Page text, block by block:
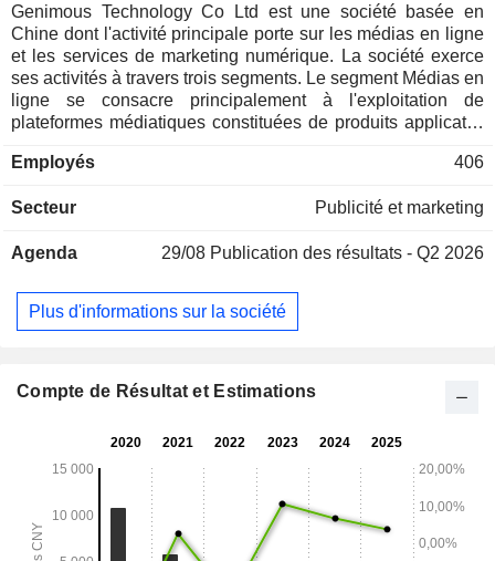
Genimous Technology Co Ltd est une société basée en
Chine dont l'activité principale porte sur les médias en ligne
et les services de marketing numérique. La société exerce
ses activités à travers trois segments. Le segment Médias en
ligne se consacre principalement à l'exploitation de
plateformes médiatiques constituées de produits applicatifs
d'optimisation publicitaire s'appuyant sur son expérience en
d'analyse de mégadonnées, afin d'aider ses partenaires à
monétisation commerciale. Le segment Marketing
au marketing à la performance et aux services de publicité
dans les flux d'informations. Le segment « Autres activités »
principalement sur les marchés nationaux et internationaux.
Employés 406
Secteur Publicité et marketing
Agenda 29/08 Publication des résultats - Q2 2026
Plus d'informations sur la société
Compte de Résultat et Estimations